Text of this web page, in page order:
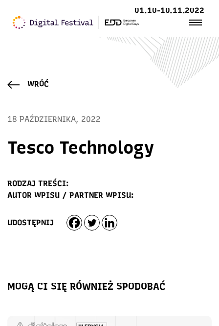
01.10-10.11.2022
WRÓĆ
18 PAŹDZIERNIKA, 2022
Tesco Technology
RODZAJ TREŚCI:
AUTOR WPISU / PARTNER WPISU:
UDOSTĘPNIJ
MOGĄ CI SIĘ RÓWNIEŻ SPODOBAĆ